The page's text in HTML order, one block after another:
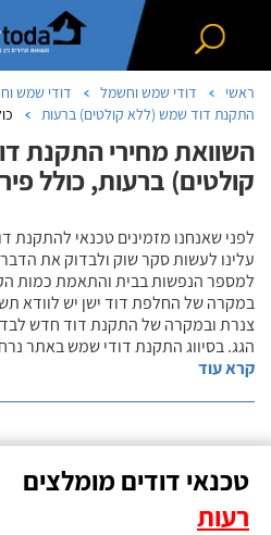
ראשי דודי שמש וחשמל
דודי שמש
התקנת דוד שמש (ללא קולטים) ברעות
השוואת מחירי התקנת
קולטים) ברעות, כולל
לפני שאנחנו מזמינים טכנאי להתקנת
עלינו לעשות סקר שוק ולבדוק את
למספר הנפשות בבית והתאמת כמות
במקרה של החלפת דוד ישן יש לוודא
צנרת ובמקרה של התקנת דוד חדש
הגג. בסיווג התקנת דודי שמש באתר
קרא עוד
טכנאי דודים מומלצים
רעות